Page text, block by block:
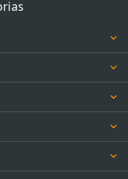
departamento/games-/
montagem. Aproveite
seja funcional,
qualidade visual.</p>
o peso do aparelho e o